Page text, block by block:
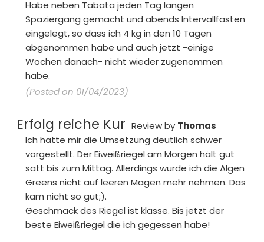
Habe neben Tabata jeden Tag langen
Spaziergang gemacht und abends Intervallfasten
eingelegt, so dass ich 4 kg in den 10 Tagen
abgenommen habe und auch jetzt -einige
Wochen danach- nicht wieder zugenommen
habe.
(Posted on 01/04/2023)
Erfolg reiche Kur Review by Thomas
Ich hatte mir die Umsetzung deutlich schwer
vorgestellt. Der Eiweißriegel am Morgen hält gut
satt bis zum Mittag. Allerdings würde ich die Algen
Greens nicht auf leeren Magen mehr nehmen. Das
kam nicht so gut;).
Geschmack des Riegel ist klasse. Bis jetzt der
beste Eiweißriegel die ich gegessen habe!